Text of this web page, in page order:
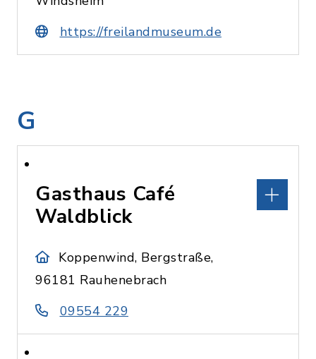
https://freilandmuseum.de
G
Gasthaus Café
Waldblick
Koppenwind, Bergstraße,
96181 Rauhenebrach
09554 229